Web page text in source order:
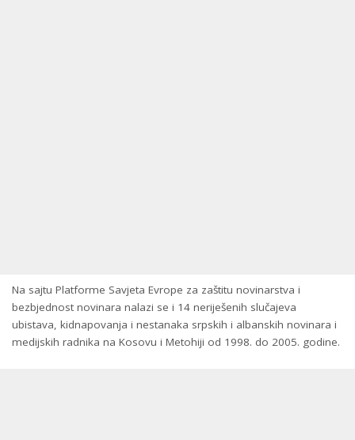
Na sajtu Platforme Savjeta Evrope za zaštitu novinarstva i
bezbjednost novinara nalazi se i 14 neriješenih slučajeva
ubistava, kidnapovanja i nestanaka srpskih i albanskih novinara i
medijskih radnika na Kosovu i Metohiji od 1998. do 2005. godine.